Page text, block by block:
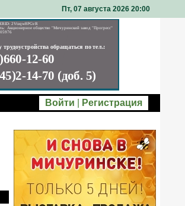
Пт, 07 августа 2026 20 00
Войти Регистрация